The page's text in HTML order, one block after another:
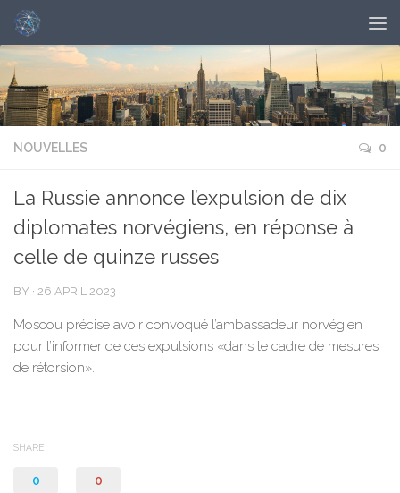
NOUVELLES 0
La Russie annonce l’expulsion de dix
diplomates norvégiens, en réponse à
celle de quinze russes
BY · 26 APRIL 2023
Moscou précise avoir convoqué l’ambassadeur norvégien
pour l’informer de ces expulsions «dans le cadre de mesures
de rétorsion».
SHARE
0 0